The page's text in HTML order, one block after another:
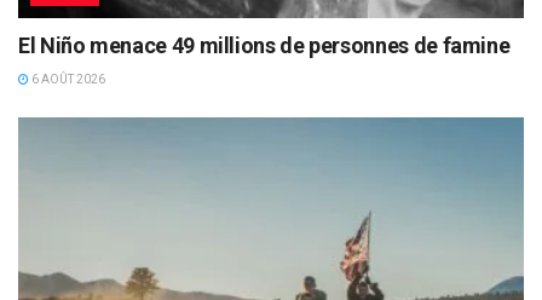
El Niño menace 49 millions de personnes de famine
6 AOÛT 2026